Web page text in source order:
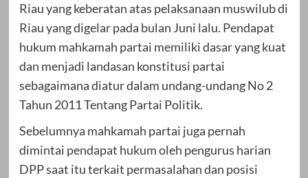
Riau yang keberatan atas pelaksanaan muswilub di
Riau yang digelar pada bulan Juni lalu. Pendapat
hukum mahkamah partai memiliki dasar yang kuat
dan menjadi landasan konstitusi partai
sebagaimana diatur dalam undang-undang No 2
Tahun 2011 Tentang Partai Politik.
Sebelumnya mahkamah partai juga pernah
dimintai pendapat hukum oleh pengurus harian
DPP saat itu terkait permasalahan dan posisi